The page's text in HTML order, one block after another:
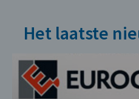
Het laatste